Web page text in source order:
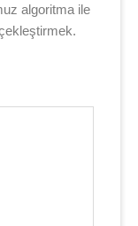
algoritma ile